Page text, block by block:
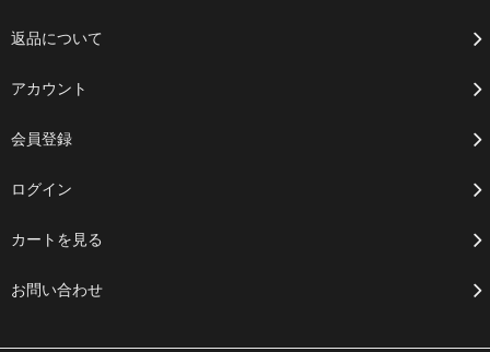
返品について
アカウント
会員登録
ログイン
カートを見る
お問い合わせ